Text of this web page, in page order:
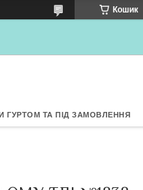
сайту metrtkani.com
Кошик
ГУРТОМ ТА ПІД ЗАМОВЛЕННЯ